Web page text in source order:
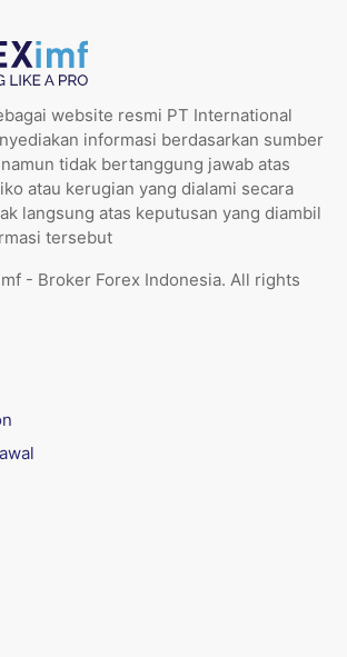
website resmi PT International
informasi berdasarkan sumber
tidak bertanggung jawab atas
atau kerugian yang dialami secara
langsung atas keputusan yang diambil
tersebut
- Broker Forex Indonesia. All rights